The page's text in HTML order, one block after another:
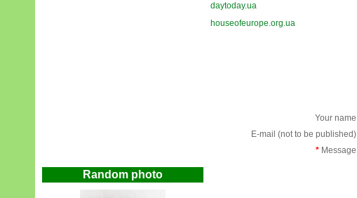
Random photo
daytoday.ua
houseofeurope.org.ua
Your name
E-mail (not to be published)
* Message